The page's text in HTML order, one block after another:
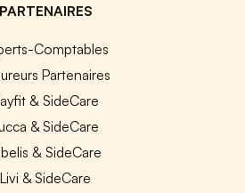
PARTENAIRES
Comptables
Partenaires
& SideCare
& SideCare
& SideCare
Livi & SideCare